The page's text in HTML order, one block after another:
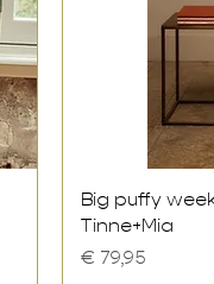
Big puffy
Tinne+Mia
Prijs
€ 79,95